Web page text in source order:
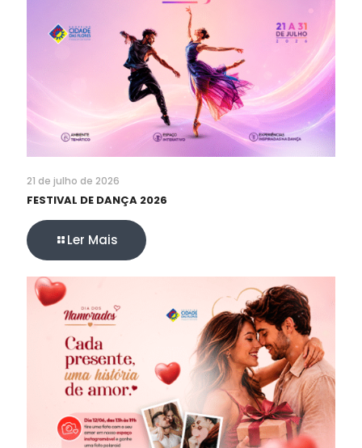
21 de julho de 2026
FESTIVAL DE DANÇA 2026
Ler Mais